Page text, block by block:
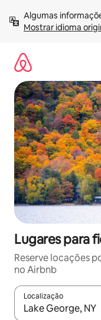
para
Mostrar idioma
Lugares para
Reserve locações
no Airbnb
Localização
Quando os